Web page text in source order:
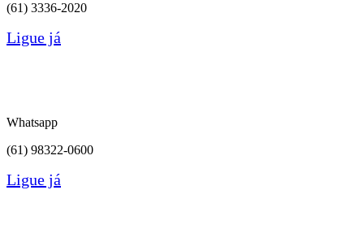
(61) 3336-2020
Ligue já
Whatsapp
(61) 98322-0600
Ligue já